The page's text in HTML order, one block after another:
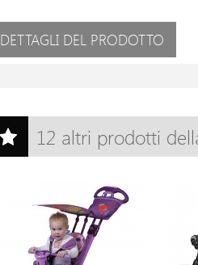
DETTAGLI DEL PRODOTTO
12 altri prodotti